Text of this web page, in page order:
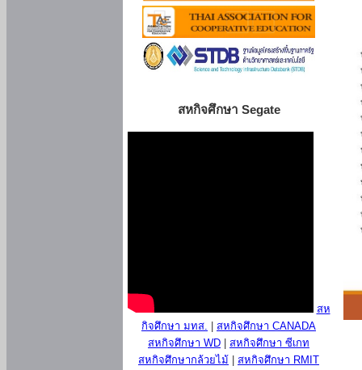
สหกิจศึกษา Segate
สห
กิจศึกษา มทส.
สหกิจศึกษา CANADA
สหกิจศึกษา WD
สหกิจศึกษา ซีเกท
สหกิจศึกษากล้วยไม้
สหกิจศึกษา RMIT